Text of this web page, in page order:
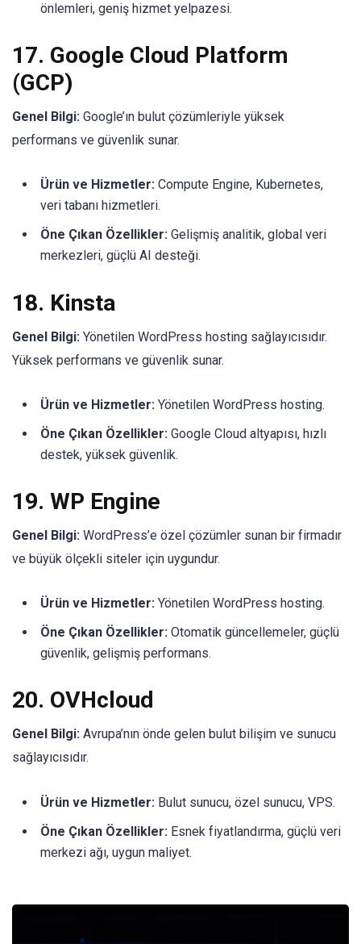
önlemleri, geniş hizmet yelpazesi.
17. Google Cloud Platform
(GCP)
Genel Bilgi: Google’ın bulut çözümleriyle yüksek
performans ve güvenlik sunar.
Ürün ve Hizmetler: Compute Engine, Kubernetes,
veri tabanı hizmetleri.
Öne Çıkan Özellikler: Gelişmiş analitik, global veri
merkezleri, güçlü AI desteği.
18. Kinsta
Genel Bilgi: Yönetilen WordPress hosting sağlayıcısıdır.
Yüksek performans ve güvenlik sunar.
Ürün ve Hizmetler: Yönetilen WordPress hosting.
Öne Çıkan Özellikler: Google Cloud altyapısı, hızlı
destek, yüksek güvenlik.
19. WP Engine
Genel Bilgi: WordPress’e özel çözümler sunan bir firmadır
ve büyük ölçekli siteler için uygundur.
Ürün ve Hizmetler: Yönetilen WordPress hosting.
Öne Çıkan Özellikler: Otomatik güncellemeler, güçlü
güvenlik, gelişmiş performans.
20. OVHcloud
Genel Bilgi: Avrupa’nın önde gelen bulut bilişim ve sunucu
sağlayıcısıdır.
Ürün ve Hizmetler: Bulut sunucu, özel sunucu, VPS.
Öne Çıkan Özellikler: Esnek fiyatlandırma, güçlü veri
merkezi ağı, uygun maliyet.